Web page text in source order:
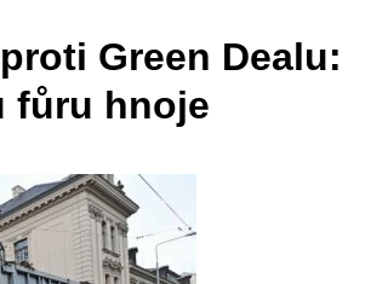
Green Dealu:
fůru hnoje